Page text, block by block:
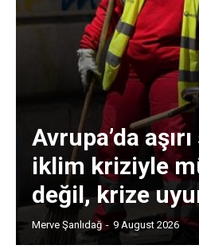
Avrupa’da
iklim kriziyle
değil, krize
Merve Şanlıdağ - 9 August 2026